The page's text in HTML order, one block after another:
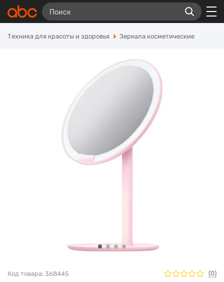
Техника для красоты и здоровья Зеркала косметические
Код товара: 368445 (0)